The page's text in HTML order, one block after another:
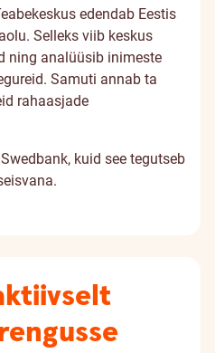
edendab Eestis
Selleks viib keskus
ning analüüsib inimeste
Samuti annab ta
rahaasjade
kuid see tegutseb